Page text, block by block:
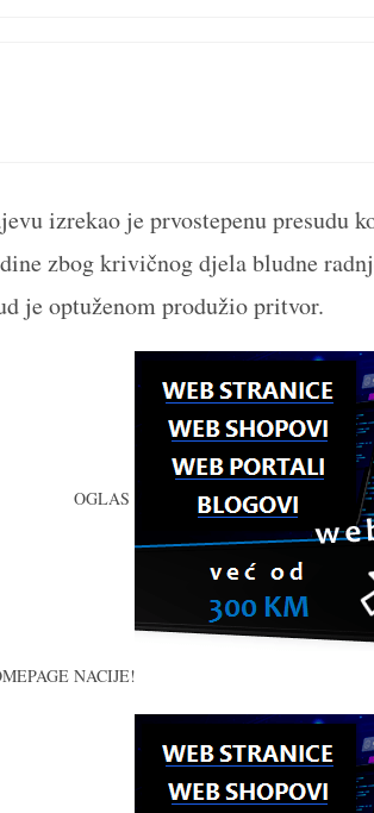
izrekao je prvostepenu presudu
zbog krivičnog djela bludne
je optuženom produžio pritvor.
OGLAS
NACIJE!